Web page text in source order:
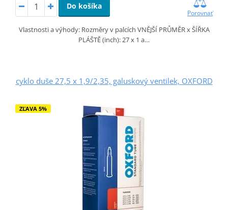
Do košíka
Porovnať
Vlastnosti a výhody: Rozměry v palcích VNĚJŠÍ PRŮMĚR x ŠÍŘKA
PLÁŠTĚ (inch): 27 x 1 a…
cyklo duše 27,5 x 1,9/2,35, galuskový ventilek, OXFORD
ZĽAVA 5%